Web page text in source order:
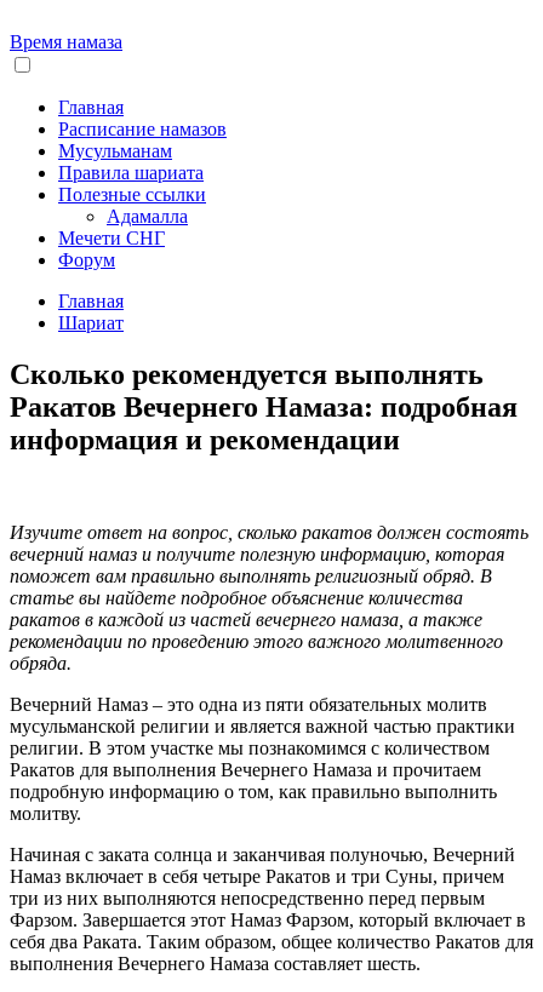
Время намаза
Главная
Расписание намазов
Мусульманам
Правила шариата
Полезные ссылки
Адамалла
Мечети СНГ
Форум
Главная
Шариат
Сколько рекомендуется выполнять
Ракатов Вечернего Намаза: подробная
информация и рекомендации
Изучите ответ на вопрос, сколько ракатов должен состоять
вечерний намаз и получите полезную информацию, которая
поможет вам правильно выполнять религиозный обряд. В
статье вы найдете подробное объяснение количества
ракатов в каждой из частей вечернего намаза, а также
рекомендации по проведению этого важного молитвенного
обряда.
Вечерний Намаз – это одна из пяти обязательных молитв
мусульманской религии и является важной частью практики
религии. В этом участке мы познакомимся с количеством
Ракатов для выполнения Вечернего Намаза и прочитаем
подробную информацию о том, как правильно выполнить
молитву.
Начиная с заката солнца и заканчивая полуночью, Вечерний
Намаз включает в себя четыре Ракатов и три Суны, причем
три из них выполняются непосредственно перед первым
Фарзом. Завершается этот Намаз Фарзом, который включает в
себя два Раката. Таким образом, общее количество Ракатов для
выполнения Вечернего Намаза составляет шесть.